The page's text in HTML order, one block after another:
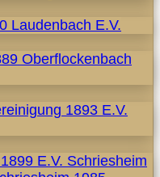
Laudenbach E.V.
Oberflockenbach
1893 E.V.
E.V. Schriesheim